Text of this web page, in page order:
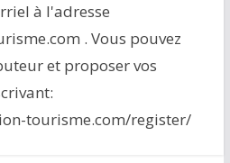
à l'adresse
. Vous pouvez
et proposer vos
tourisme.com/register/